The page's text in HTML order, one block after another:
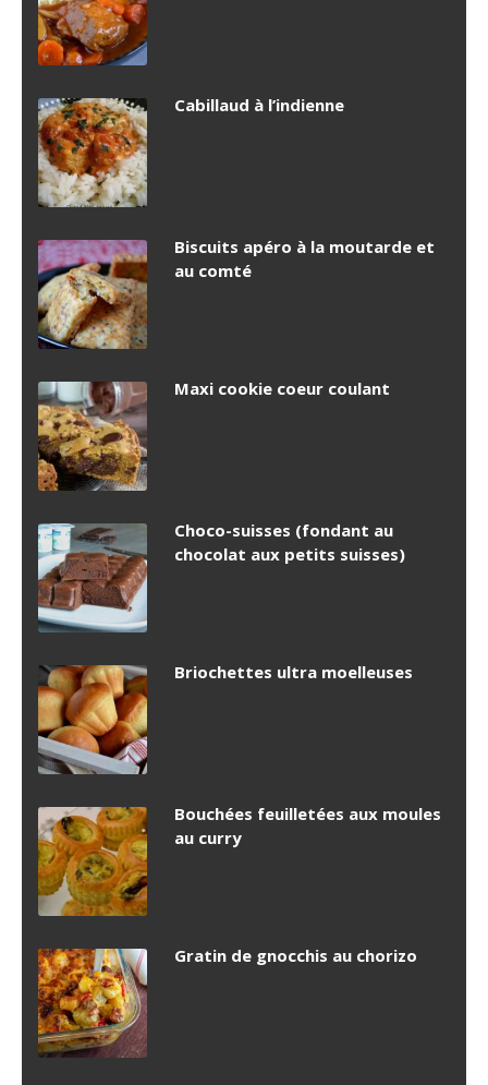
Cabillaud à l’indienne
Biscuits apéro à la moutarde et
au comté
Maxi cookie coeur coulant
Choco-suisses (fondant au
chocolat aux petits suisses)
Briochettes ultra moelleuses
Bouchées feuilletées aux moules
au curry
Gratin de gnocchis au chorizo